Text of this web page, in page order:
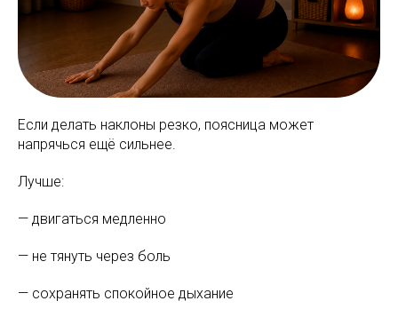
Если делать наклоны резко, поясница может
напрячься ещё сильнее.
Лучше:
— двигаться медленно
— не тянуть через боль
— сохранять спокойное дыхание